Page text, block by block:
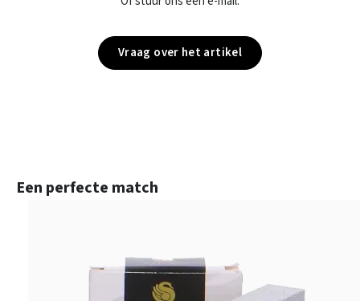
Vraag over het artikel
Productgalerij overslaan
Een perfecte match